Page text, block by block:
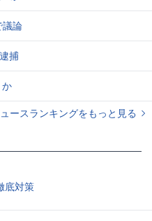
議論
捕
ースランキングをもっと見る
底対策